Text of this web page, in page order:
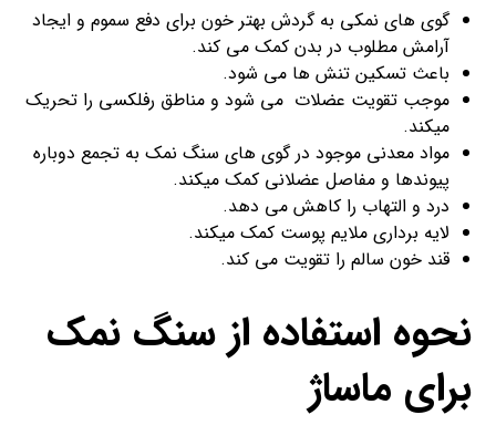
گوی های نمکی به گردش بهتر خون برای دفع سموم و ایجاد
آرامش مطلوب در بدن کمک می کند.
باعث تسکین تنش ها می شود.
موجب تقویت عضلات می شود و مناطق رفلکسی را تحریک
میکند.
مواد معدنی موجود در گوی های سنگ نمک به تجمع دوباره
پیوندها و مفاصل عضلانی کمک میکند.
درد و التهاب را کاهش می دهد.
لایه برداری ملایم پوست کمک میکند.
قند خون سالم را تقویت می کند.
نحوه استفاده از سنگ نمک
برای ماساژ